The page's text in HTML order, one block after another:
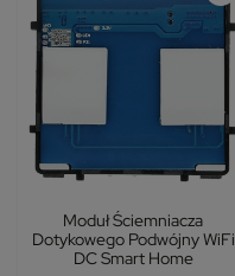
Moduł Ściemniacza
Dotykowego Podwójny WiFi
DC Smart Home